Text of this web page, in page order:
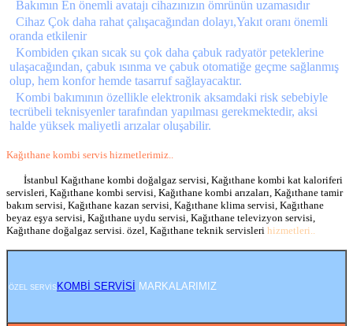
Bakımın En önemli avatajı cihazınızın ömrünün uzamasıdır
Cihaz Çok daha rahat çalışacağından dolayı,Yakıt oranı önemli
oranda etkilenir
Kombiden çıkan sıcak su çok daha çabuk radyatör peteklerine
ulaşacağından, çabuk ısınma ve çabuk otomatiğe geçme sağlanmış
olup, hem konfor hemde tasarruf sağlayacaktır.
Kombi bakımının özellikle elektronik aksamdaki risk sebebiyle
tecrübeli teknisyenler tarafından yapılması gerekmektedir, aksi
halde yüksek maliyetli arızalar oluşabilir.
Kağıthane kombi servis hizmetlerimiz..
İstanbul Kağıthane kombi doğalgaz servisi, Kağıthane kombi kat kaloriferi
servisleri, Kağıthane kombi servisi, Kağıthane kombi arızaları, Kağıthane tamir
bakım servisi, Kağıthane kazan servisi, Kağıthane klima servisi, Kağıthane
beyaz eşya servisi, Kağıthane uydu servisi, Kağıthane televizyon servisi,
Kağıthane doğalgaz servisi. özel, Kağıthane teknik servisleri hizmetleri..
ÖZEL SERVİS KOMBİ SERVİSİ MARKALARIMIZ